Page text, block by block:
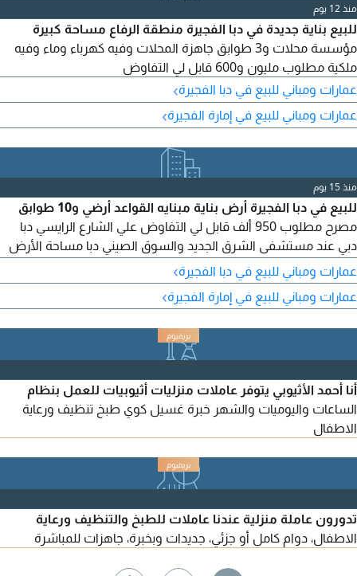
منذ 12 يوم
للبيع بناية جديدة في دبا الفجيرة منطقة الرفاع مساحة كبيرة
مؤسسة محلات و3 طوابق جاهزة المحلات وفيه كهرباء وماء وفيه
ملكية مطلوب مليون و600 قابل لي التفاوض
عمارات ومباني للبيع في دبا الفجيرة›
عمارات ومباني للبيع في إمارة الفجيرة›
منذ 15 يوم
للبيع في دبا الفجيرة أرض بناية مبنايه القواعد أرضي و10 طوابق
مصرح مطلوب 950 ألف قابل لي التفاوض علي الشارع الرايسي دبا
دبي عند مستشفى الشرق الجديد والسوق الصيني دبا مساحة الأرض
20*25 متر مربع جاهزة خارطة مع استشاري مع المقاول ما عليك الا
تبني فقط والسعر قابل لي التفاوض
عمارات ومباني للبيع في دبا الفجيرة›
عمارات ومباني للبيع في إمارة الفجيرة›
أنا أحمد الأثيوبي يتوفر عاملات منزليات أثيوبيات للعمل بنظام
الساعات واليوميات والشهر خبرة غسيل كوي طبخ تنظيف ورعاية
الاطفال
تدورون عاملة منزلية عندنا عاملات للطبخ والتنظيف ورعاية
الاطفال، دوام كامل أو جزئي، جديدات وبخبرة، جاهزات للمباشرة